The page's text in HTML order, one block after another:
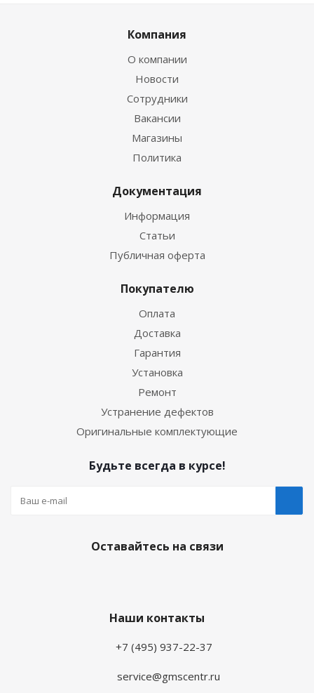
Компания
О компании
Новости
Сотрудники
Вакансии
Магазины
Политика
Документация
Информация
Статьи
Публичная оферта
Покупателю
Оплата
Доставка
Гарантия
Установка
Ремонт
Устранение дефектов
Оригинальные комплектующие
Будьте всегда в курсе!
Оставайтесь на связи
Наши контакты
+7 (495) 937-22-37
service@gmscentr.ru